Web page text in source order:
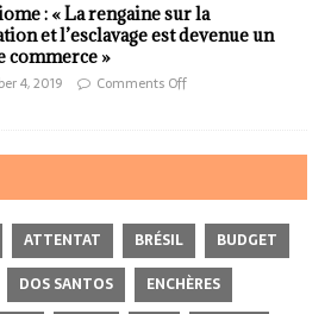
: « La rengaine sur la
et l’esclavage est devenue un
commerce »
4, 2019 Comments Off
ATTENTAT BRÉSIL
BUDGET
DOS SANTOS
ENCHÈRES